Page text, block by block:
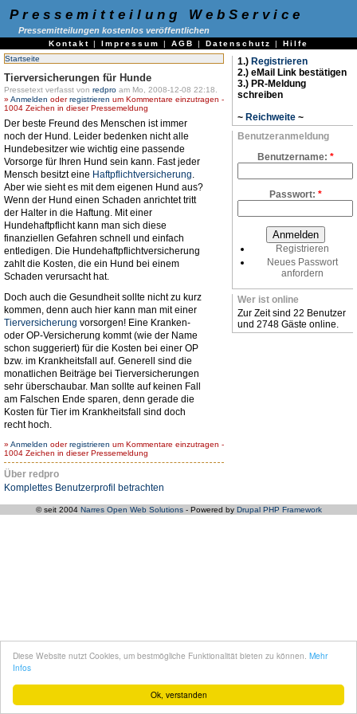
Ok, verstanden
Diese Website nutzt Cookies, um bestmögliche Funktionalität bieten zu können. Mehr
Infos
Pressemitteilung WebService
Pressemitteilungen kostenlos veröffentlichen
Kontakt | Impressum | AGB | Datenschutz | Hilfe
Startseite
Tierversicherungen für Hunde
Pressetext verfasst von redpro am Mo, 2008-12-08 22:18.
» Anmelden oderregistrieren um Kommentare einzutragen -
1004 Zeichen in dieser Pressemeldung
Der beste Freund des Menschen ist immer
noch der Hund. Leider bedenken nicht alle
Hundebesitzer wie wichtig eine passende
Vorsorge für Ihren Hund sein kann. Fast jeder
Mensch besitzt eine Haftpflichtversicherung
Aber wie sieht es mit dem eigenen Hund aus?
Wenn der Hund einen Schaden anrichtet tritt
der Halter in die Haftung. Mit einer
Hundehaftpflicht kann man sich diese
finanziellen Gefahren schnell und einfach
entledigen. Die Hundehaftpflichtversicherung
zahlt die Kosten, die ein Hund bei einem
Schaden verursacht hat.
Doch auch die Gesundheit sollte nicht zu kurz
kommen, denn auch hier kann man mit einer
Tierversicherung vorsorgen! Eine Kranken-
oder OP-Versicherung kommt (wie der Name
schon suggeriert) für die Kosten bei einer OP
bzw. im Krankheitsfall auf. Generell sind die
monatlichen Beiträge bei Tierversicherungen
sehr überschaubar. Man sollte auf keinen Fall
am Falschen Ende sparen, denn gerade die
Kosten für Tier im Krankheitsfall sind doch
recht hoch.
» Anmelden oderregistrieren um Kommentare einzutragen -
1004 Zeichen in dieser Pressemeldung
Über redpro
Komplettes Benutzerprofil betrachten
1.) Registrieren
2.) eMail Link bestätigen
3.) PR-Meldung
schreiben
~ Reichweite ~
Benutzeranmeldung
Benutzername: *
Passwort: *
Registrieren
Neues Passwort
anfordern
Wer ist online
Zur Zeit sind 22 Benutzer
und 2748 Gäste online.
© seit 2004 Narres Open Web Solutions- Powered by Drupal PHP Framework